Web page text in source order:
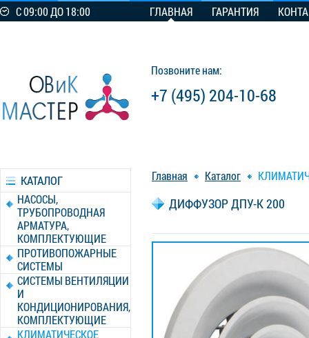
С 09:00 ДО 18:00 ГЛАВНАЯ ГАРАНТИЯ
Позвоните нам:
+7 (495) 204-10-68
КАТАЛОГ
НАСОСЫ,
ТРУБОПРОВОДНАЯ
АРМАТУРА,
КОМПЛЕКТУЮЩИЕ
ПРОТИВОПОЖАРНЫЕ
СИСТЕМЫ
СИСТЕМЫ ВЕНТИЛЯЦИИ
И
КОНДИЦИОНИРОВАНИЯ,
КОМПЛЕКТУЮЩИЕ
КЛИМАТИЧЕСКОЕ
Главная Каталог
ДИФФУЗОР ДПУ-К 200